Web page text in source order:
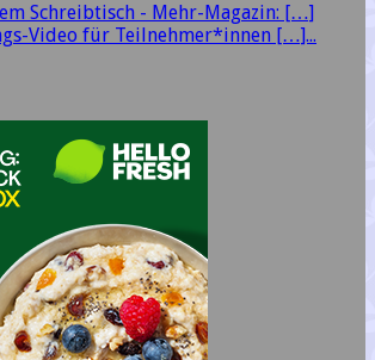
Schreibtisch - Mehr-Magazin: […]
Video für Teilnehmer*innen […]...